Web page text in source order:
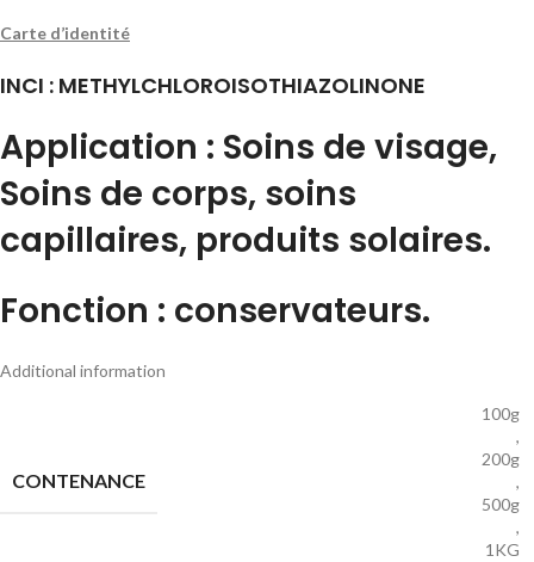
Carte d’identité
INCI : METHYLCHLOROISOTHIAZOLINONE
Application : Soins de visage,
Soins de corps, soins
capillaires, produits solaires.
Fonction : conservateurs.
Additional information
CONTENANCE
100g
,
200g
,
500g
,
1KG